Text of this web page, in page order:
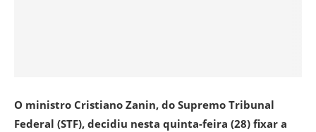
O ministro Cristiano Zanin, do Supremo Tribunal
Federal (STF), decidiu nesta quinta-feira (28) fixar a